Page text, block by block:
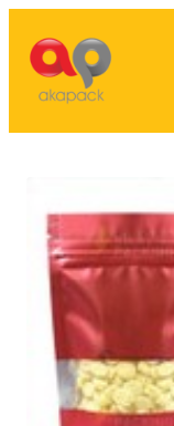
konten